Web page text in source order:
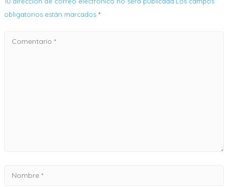
obligatorios están marcados *